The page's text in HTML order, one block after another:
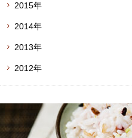
2015年
2014年
2013年
2012年